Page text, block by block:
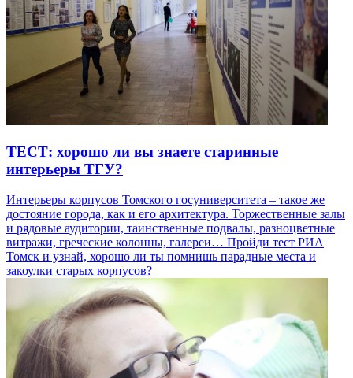
ТЕСТ: хорошо ли вы знаете старинные
интерьеры ТГУ?
Интерьеры корпусов Томского госуниверситета – такое же
достояние города, как и его архитектура. Торжественные залы
и рядовые аудитории, таинственные подвалы, разноцветные
витражи, греческие колонны, галереи… Пройди тест РИА
Томск и узнай, хорошо ли ты помнишь парадные места и
закоулки старых корпусов?